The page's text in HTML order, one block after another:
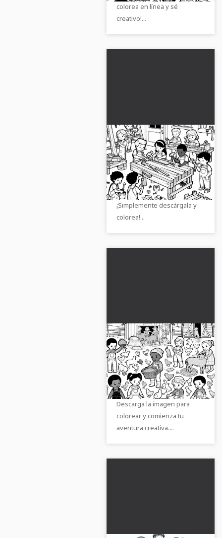
colorea en línea y sé
creativo!...
Niños en el taller -
Plantilla para colorear
gratuita
Consigue la imagen para
colorear de un taller para
niños de forma gratuita.
¡Simplemente descárgala y
colorea!...
Niños en la granja -
Plantilla de dibujo
gratis
Disfruta de nuestra plantilla
de colorear gratuita de una
colorida granja con niños.
Descarga la imagen para
colorear y comienza tu
aventura creativa....